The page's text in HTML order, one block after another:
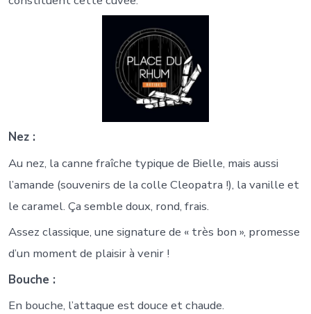
Nez :
Au nez, la canne fraîche typique de Bielle, mais aussi
l’amande (souvenirs de la colle Cleopatra !), la vanille et
le caramel. Ça semble doux, rond, frais.
Assez classique, une signature de « très bon », promesse
d’un moment de plaisir à venir !
Bouche :
En bouche, l’attaque est douce et chaude.